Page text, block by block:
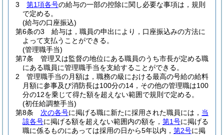
3
第1項各号の給与の一部の控除に関し必要な事項は，規則
で定める。
(給与の口座振込)
第6条の3
給与は，職員の申出により，口座振込みの方法に
よって支払うことができる。
(管理職手当)
第7条
管理又は監督の地位にある職員のうち市長が定める職
にある職員に管理職手当を支給することができる。
2
管理職手当の月額は，職務の級における最高の号給の給料
月額に参事及び消防長は100分の14，その他の管理職は100
分の12を乗じて得た額を超えない範囲で規則で定める。
(初任給調整手当)
第8条
次の各号に掲げる職に新たに採用された職員には， 当
該各号に掲げる額を超えない範囲内の額を， 第1号に掲げる
職に係るものにあっては採用の日から5年以内， 第2号に掲